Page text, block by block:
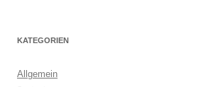
KATEGORIEN
Allgemein